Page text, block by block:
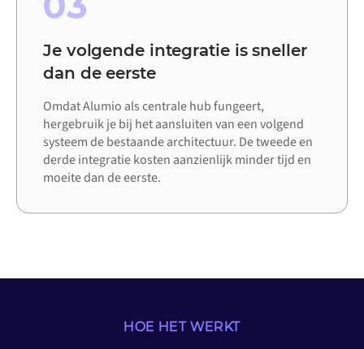
Je volgende integratie is sneller
dan de eerste
Omdat Alumio als centrale hub fungeert,
hergebruik je bij het aansluiten van een volgend
systeem de bestaande architectuur. De tweede en
derde integratie kosten aanzienlijk minder tijd en
moeite dan de eerste.
HOE HET WERKT